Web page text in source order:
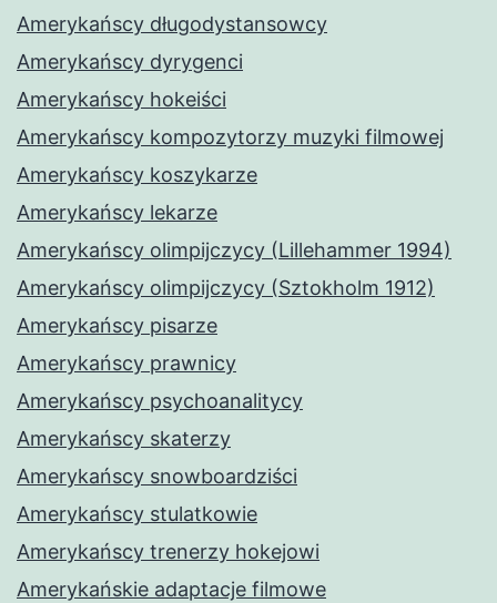
Amerykańscy długodystansowcy
Amerykańscy dyrygenci
Amerykańscy hokeiści
Amerykańscy kompozytorzy muzyki filmowej
Amerykańscy koszykarze
Amerykańscy lekarze
Amerykańscy olimpijczycy (Lillehammer 1994)
Amerykańscy olimpijczycy (Sztokholm 1912)
Amerykańscy pisarze
Amerykańscy prawnicy
Amerykańscy psychoanalitycy
Amerykańscy skaterzy
Amerykańscy snowboardziści
Amerykańscy stulatkowie
Amerykańscy trenerzy hokejowi
Amerykańskie adaptacje filmowe